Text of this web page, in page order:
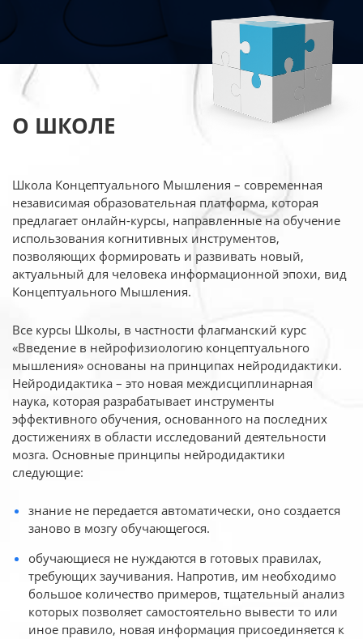
О ШКОЛЕ
Школа Концептуального Мышления – современная
независимая образовательная платформа, которая
предлагает онлайн-курсы, направленные на обучение
использования когнитивных инструментов,
позволяющих формировать и развивать новый,
актуальный для человека информационной эпохи, вид
Концептуального Мышления.
Все курсы Школы, в частности флагманский курс
«Введение в нейрофизиологию концептуального
мышления» основаны на принципах нейродидактики.
Нейродидактика – это новая междисциплинарная
наука, которая разрабатывает инструменты
эффективного обучения, основанного на последних
достижениях в области исследований деятельности
мозга. Основные принципы нейродидактики
следующие:
знание не передается автоматически, оно создается
заново в мозгу обучающегося.
обучающиеся не нуждаются в готовых правилах,
требующих заучивания. Напротив, им необходимо
большое количество примеров, тщательный анализ
которых позволяет самостоятельно вывести то или
иное правило, новая информация присоединяется к